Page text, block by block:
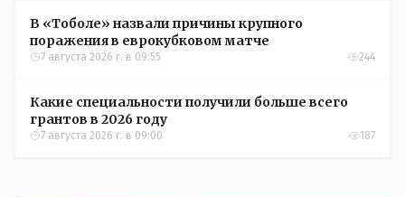
В «Тоболе» назвали причины крупного
поражения в еврокубковом матче
7 августа 2026 г. в 09:55 244
Какие специальности получили больше всего
грантов в 2026 году
7 августа 2026 г. в 09:00 187